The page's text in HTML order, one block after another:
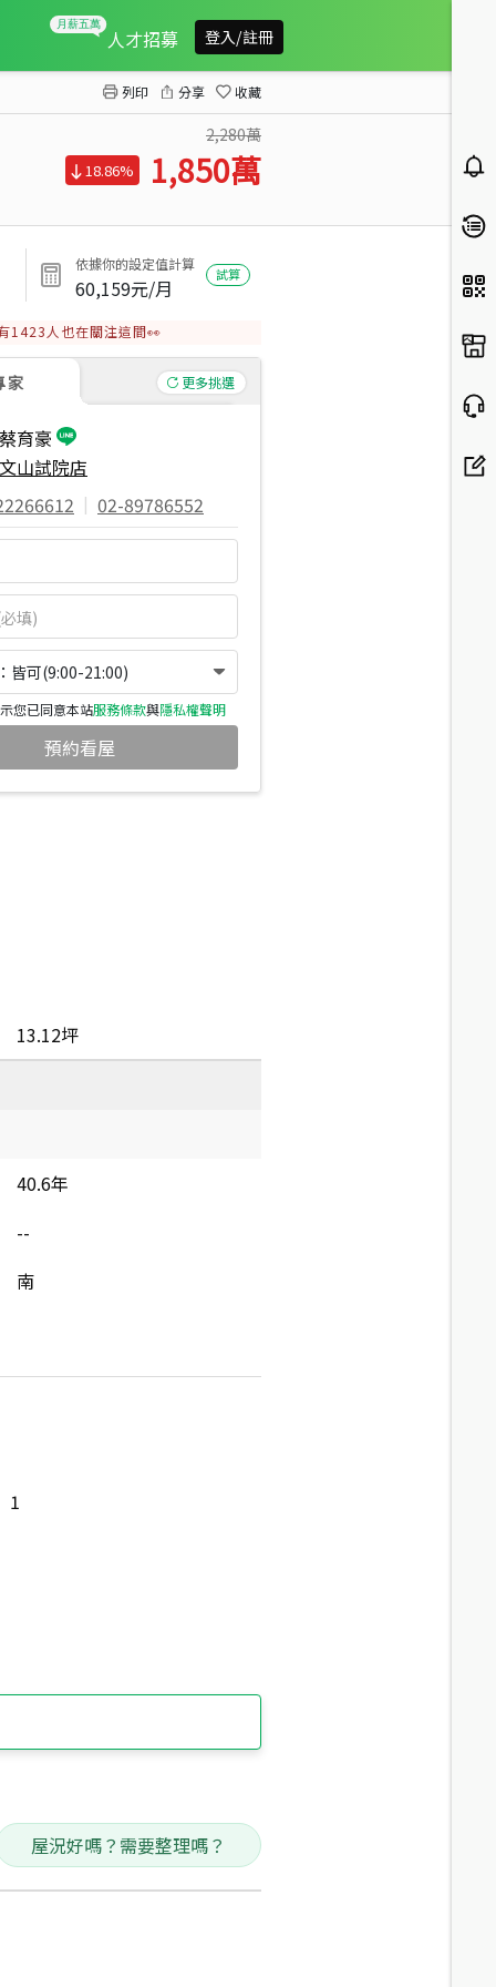
人才招募 登入/註冊
列印 分享 收藏
2,280萬
18.86% 1,850萬
依據你的設定值計算
60,159元/月
試算
1423 人也在關注這間👀
家 更多挑選
蔡育豪
文山試院店
| 02-89786552
皆可(9:00-21:00)
您已同意本站服務條款與隱私權聲明
預約看屋
13.12坪
40.6年
--
南
1
屋況好嗎？需要整理嗎？